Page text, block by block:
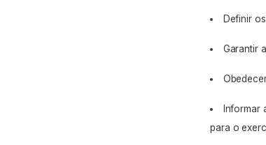
Definir
Garantir
Informar
para o